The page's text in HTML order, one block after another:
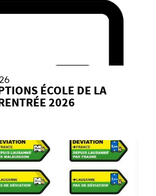
ÉCOLE DE LA
2026